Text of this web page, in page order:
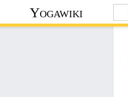
Yogawiki